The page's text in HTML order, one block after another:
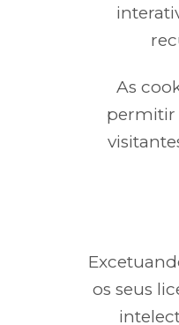
As
permitir
os seus